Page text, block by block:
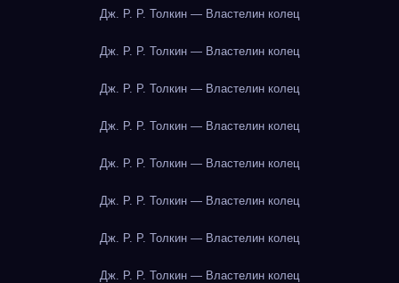
Дж. Р. Р. Толкин — Властелин колец
Дж. Р. Р. Толкин — Властелин колец
Дж. Р. Р. Толкин — Властелин колец
Дж. Р. Р. Толкин — Властелин колец
Дж. Р. Р. Толкин — Властелин колец
Дж. Р. Р. Толкин — Властелин колец
Дж. Р. Р. Толкин — Властелин колец
Дж. Р. Р. Толкин — Властелин колец